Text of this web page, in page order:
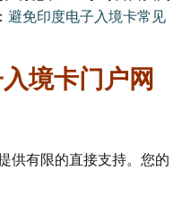
避免印度电子入境卡常见
境卡门户网
供有限的直接支持。您的